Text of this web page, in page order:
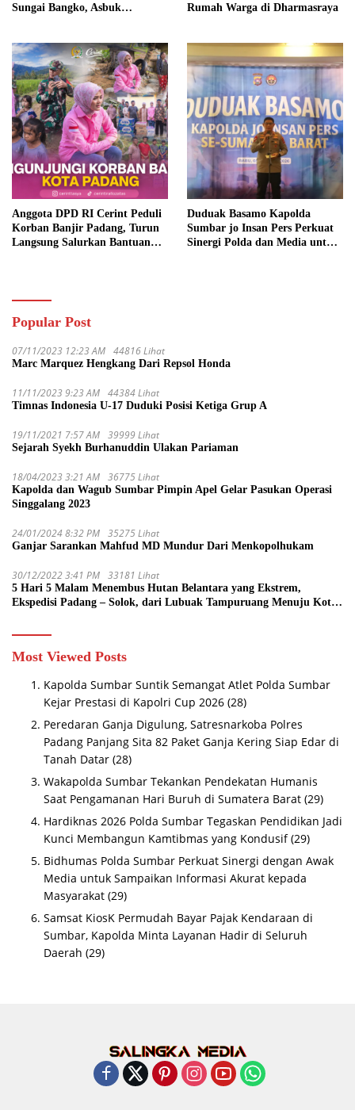
Sungai Bangko, Asbuk
Rumah Warga di Dharmasraya
Anggota DPD RI Cerint Peduli
Korban Banjir Padang, Turun
Langsung Salurkan Bantuan
Duduak Basamo Kapolda
Sumbar jo Insan Pers Perkuat
Sinergi Polda dan Media untuk
Popular Post
07/11/2023 12:23 AM 44816 Lihat
Marc Marquez Hengkang Dari Repsol Honda
11/11/2023 9:23 AM 44384 Lihat
Timnas Indonesia U-17 Duduki Posisi Ketiga Grup A
19/11/2021 7:57 AM 39999 Lihat
Sejarah Syekh Burhanuddin Ulakan Pariaman
18/04/2023 3:21 AM 36775 Lihat
Kapolda dan Wagub Sumbar Pimpin Apel Gelar Pasukan Operasi
Singgalang 2023
24/01/2024 8:32 PM 35275 Lihat
Ganjar Sarankan Mahfud MD Mundur Dari Menkopolhukam
30/12/2022 3:41 PM 33181 Lihat
5 Hari 5 Malam Menembus Hutan Belantara yang Ekstrem,
Ekspedisi Padang – Solok, dari Lubuak Tampuruang Menuju Koto
Most Viewed Posts
Kapolda Sumbar Suntik Semangat Atlet Polda Sumbar
Kejar Prestasi di Kapolri Cup 2026 (28)
Peredaran Ganja Digulung, Satresnarkoba Polres
Padang Panjang Sita 82 Paket Ganja Kering Siap Edar di
Tanah Datar (28)
Wakapolda Sumbar Tekankan Pendekatan Humanis
Saat Pengamanan Hari Buruh di Sumatera Barat (29)
Hardiknas 2026 Polda Sumbar Tegaskan Pendidikan Jadi
Kunci Membangun Kamtibmas yang Kondusif (29)
Bidhumas Polda Sumbar Perkuat Sinergi dengan Awak
Media untuk Sampaikan Informasi Akurat kepada
Masyarakat (29)
Samsat KiosK Permudah Bayar Pajak Kendaraan di
Sumbar, Kapolda Minta Layanan Hadir di Seluruh
Daerah (29)